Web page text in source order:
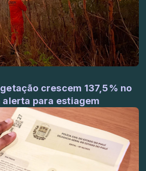
crescem 137,5% no
alerta para estiagem